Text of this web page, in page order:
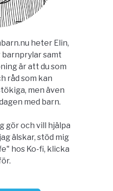
heter Elin,
barnprylar samt
är att du som
råd som kan
men även
med barn.
gör och vill hjälpa
älskar, stöd mig
hos Ko-fi, klicka